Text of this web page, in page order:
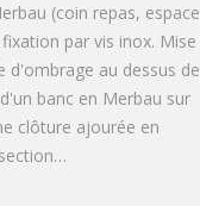
(coin repas, espace
par vis inox. Mise
d'ombrage au dessus de
banc en Merbau sur
clôture ajourée en